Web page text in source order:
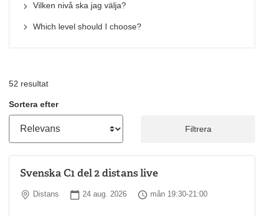
Vilken nivå ska jag välja?
Which level should I choose?
52 resultat
Sortera efter
Filtrera
Svenska C1 del 2 distans live
Plats
Distans Startdatum
24 aug. 2026 Tid
mån 19:30-21:00